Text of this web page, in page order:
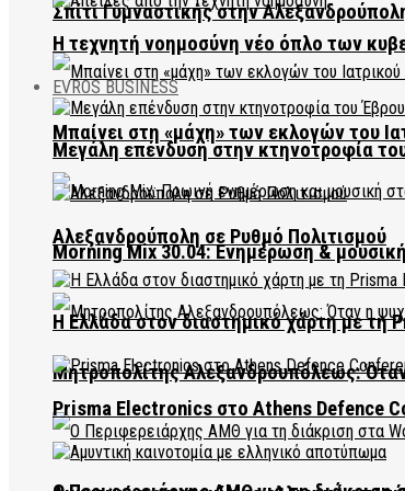
Σπίτι Γυμναστικής στην
Μπαίνει στη «μάχη» των εκλογών του
Morning Mix 30.04: Ενημέρωση &
Μητροπολίτης Αλεξανδρουπόλεως:
Η τεχνητή νοημοσύνη νέο όπλο των
EVROS BUSINESS
Μεγάλη επένδυση στην κτηνοτροφία
Αλεξανδρούπολη σε Ρυθμό Πολιτισμού
Η Ελλάδα στον διαστημικό χάρτη με τη
Prisma Electronics στο Athens Defence